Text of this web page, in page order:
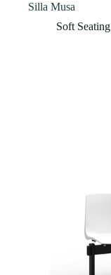
Silla Musa
Soft Seating